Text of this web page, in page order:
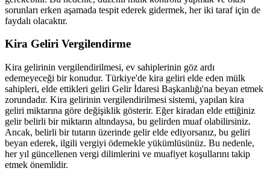
sorunları erken aşamada tespit ederek gidermek, her iki taraf için de
faydalı olacaktır.
Kira Geliri Vergilendirme
Kira gelirinin vergilendirilmesi, ev sahiplerinin göz ardı
edemeyeceği bir konudur. Türkiye'de kira geliri elde eden mülk
sahipleri, elde ettikleri geliri Gelir İdaresi Başkanlığı'na beyan etmek
zorundadır. Kira gelirinin vergilendirilmesi sistemi, yapılan kira
geliri miktarına göre değişiklik gösterir. Eğer kiradan elde ettiğiniz
gelir belirli bir miktarın altındaysa, bu gelirden muaf olabilirsiniz.
Ancak, belirli bir tutarın üzerinde gelir elde ediyorsanız, bu geliri
beyan ederek, ilgili vergiyi ödemekle yükümlüsünüz. Bu nedenle,
her yıl güncellenen vergi dilimlerini ve muafiyet koşullarını takip
etmek önemlidir.